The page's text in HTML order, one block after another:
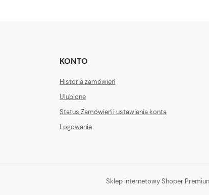
KONTO
Historia zamówień
Ulubione
Status Zamówień i ustawienia konta
Logowanie
Sklep internetowy Shoper